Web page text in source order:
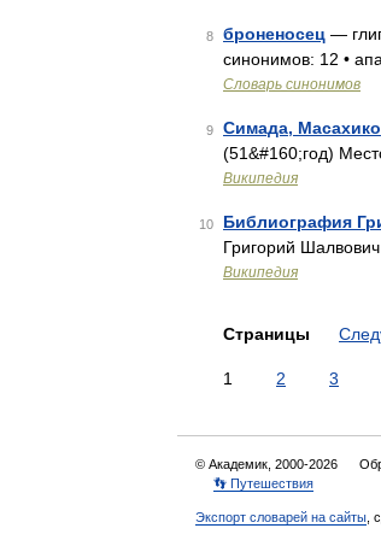
8 броненосец —
синонимов: 12 •
Словарь синонимов
9 Симада, Масахико
(51&#160;год)
Википедия
10 Библиография
Григорий
Википедия
Страницы
1 2 3
© Академик, 2000-2026
👣 Путешествия
Экспорт словарей на сайты ,